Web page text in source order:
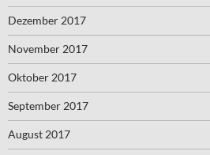
Dezember 2017
November 2017
Oktober 2017
September 2017
August 2017